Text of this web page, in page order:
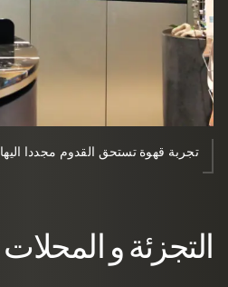
تجربة قهوة تستحق القدوم مجددا اليها
التجزئة و المحلات